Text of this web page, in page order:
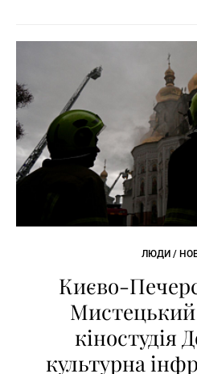
ЛЮДИ /
Києво-
Мистецький
кіностудія
культурна